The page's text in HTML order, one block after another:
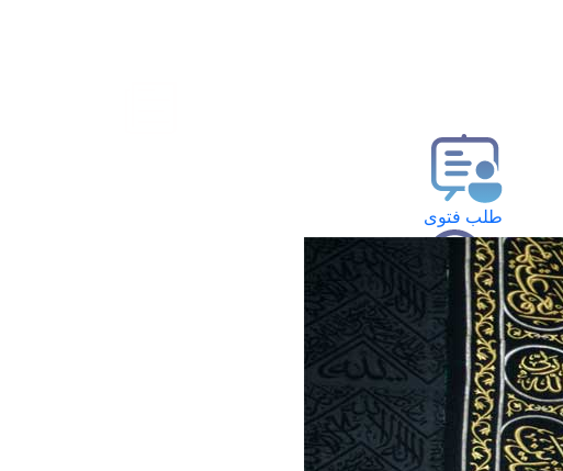
طلب فتوى
استعلام عن فتوى
حجز موعد